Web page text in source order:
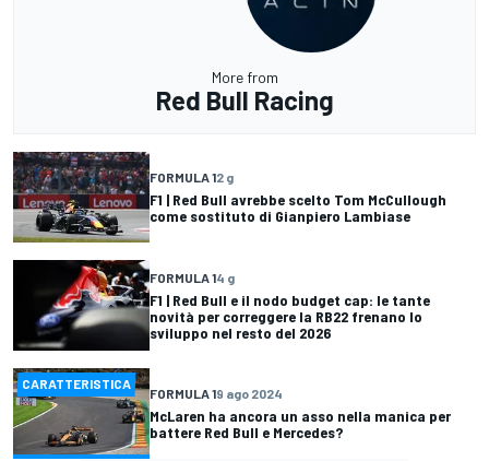
More from
Red Bull Racing
FORMULA 12 g
F1 | Red Bull avrebbe scelto Tom McCullough
come sostituto di Gianpiero Lambiase
FORMULA 14 g
F1 | Red Bull e il nodo budget cap: le tante
novità per correggere la RB22 frenano lo
sviluppo nel resto del 2026
CARATTERISTICA
FORMULA 19 ago 2024
McLaren ha ancora un asso nella manica per
battere Red Bull e Mercedes?